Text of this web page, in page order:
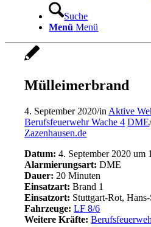
Suche
Menü Menü
Mülleimerbrand
4. September 2020/in Aktive
Berufsfeuerwehr Wache 4 DME
Zazenhausen.de
Datum: 4. September 2020 um
Alarmierungsart: DME
Dauer: 20 Minuten
Einsatzart: Brand 1
Einsatzort: Stuttgart-Rot,
Fahrzeuge: LF 8/6
Weitere Kräfte: